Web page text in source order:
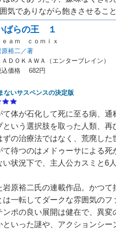
気でありながら飽きさせるこ
ばらの王 １
ｅａｍ ｃｏｍｉｘ
原裕二／著
ＡＤＯＫＡＷＡ（エンターブレイン）
込価格 682円
ないサスペンスの決定版
体が石化して死に至る病、通
という選択肢を取った人類、
ずの治療法ではなく、荒廃し
て待つのはメドゥーサによる
い状況下で、主人公カスミと6
原裕二氏の連載作品。かつて
は一転してダークな雰囲気の
ンポの良い展開は健在で、異
といった謎や、アクションシ